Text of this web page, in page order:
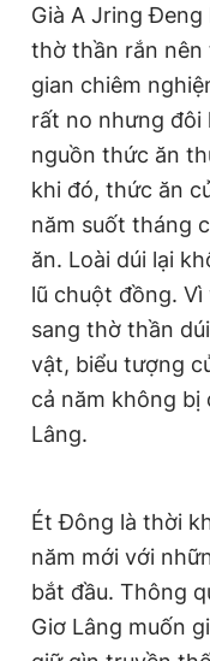
Già A Jring
thờ thần rắn
gian chiêm
rất no nhưng đôi
nguồn thức ăn
khi đó, thức ăn
năm suốt tháng
ăn. Loài dúi lại
lũ chuột đồng. Vì
sang thờ thần
vật, biểu tượng
cả năm không bị
Lâng.
Ét Đông là thời
năm mới với
bắt đầu. Thông
Giơ Lâng muốn